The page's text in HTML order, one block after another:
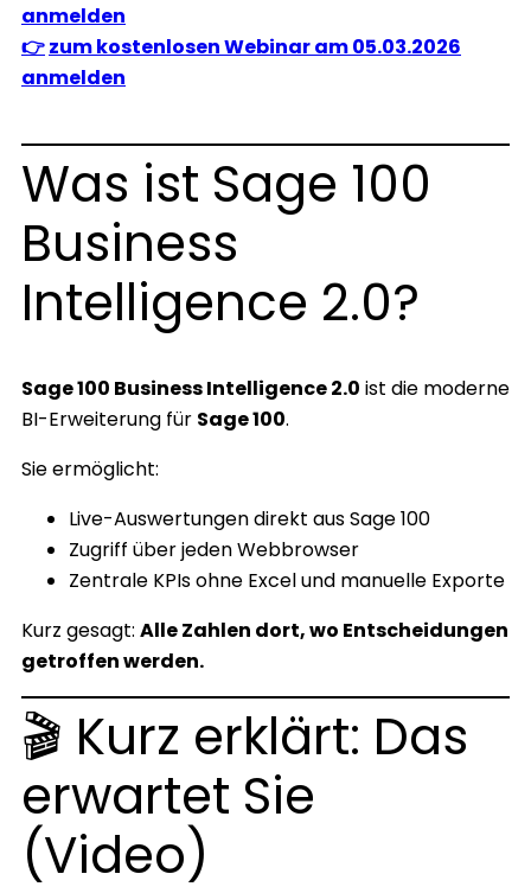
anmelden
👉zum kostenlosen Webinar am 05.03.2026
anmelden
Was ist Sage 100
Business
Intelligence 2.0?
Sage 100 Business Intelligence 2.0 ist die moderne
BI-Erweiterung für Sage 100.
Sie ermöglicht:
Live-Auswertungen direkt aus Sage 100
Zugriff über jeden Webbrowser
Zentrale KPIs ohne Excel und manuelle Exporte
Kurz gesagt: Alle Zahlen dort, wo Entscheidungen
getroffen werden.
🎬 Kurz erklärt: Das
erwartet Sie
(Video)